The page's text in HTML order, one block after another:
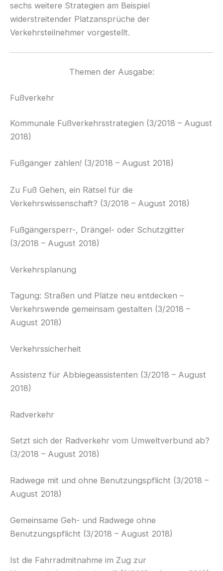
sechs weitere Strategien am Beispiel
widerstreitender Platzansprüche der
Verkehrsteilnehmer vorgestellt.
Themen der Ausgabe:
Fußverkehr
Kommunale Fußverkehrsstrategien (3/2018 – August
2018)
Fußgänger zählen! (3/2018 – August 2018)
Zu Fuß Gehen, ein Rätsel für die
Verkehrswissenschaft? (3/2018 – August 2018)
Fußgängersperr-, Drängel- oder Schutzgitter
(3/2018 – August 2018)
Verkehrsplanung
Tagung: Straßen und Plätze neu entdecken –
Verkehrswende gemeinsam gestalten (3/2018 –
August 2018)
Verkehrssicherheit
Assistenz für Abbiegeassistenten (3/2018 – August
2018)
Radverkehr
Setzt sich der Radverkehr vom Umweltverbund ab?
(3/2018 – August 2018)
Radwege mit und ohne Benutzungspflicht (3/2018 –
August 2018)
Gemeinsame Geh- und Radwege ohne
Benutzungspflicht (3/2018 – August 2018)
Ist die Fahrradmitnahme im Zug zur